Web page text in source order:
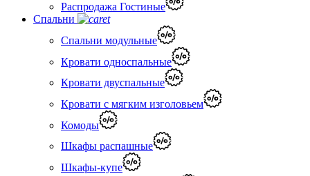
Распродажа Гостиные
Спальни
Спальни модульные
Кровати односпальные
Кровати двуспальные
Кровати с мягким изголовьем
Комоды
Шкафы распашные
Шкафы-купе